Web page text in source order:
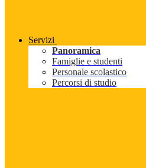
Servizi
Panoramica
Famiglie e studenti
Personale scolastico
Percorsi di studio